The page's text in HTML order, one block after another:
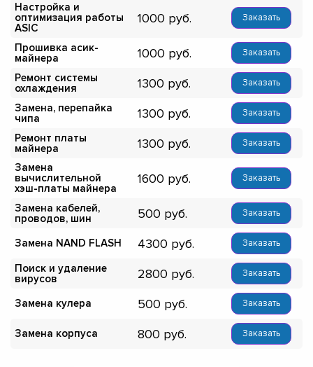
Настройка и
оптимизация работы
ASIC
1000 Заказать
Прошивка асик-
майнера
1000 Заказать
Ремонт системы
охлаждения
1300 Заказать
Замена, перепайка
чипа
1300 Заказать
Ремонт платы
майнера
1300 Заказать
Замена
вычислительной
хэш-платы майнера
1600 Заказать
Замена кабелей,
проводов, шин
500 Заказать
Замена NAND FLASH 4300 Заказать
Поиск и удаление
вирусов
2800 Заказать
Замена кулера 500 Заказать
Замена корпуса 800 Заказать